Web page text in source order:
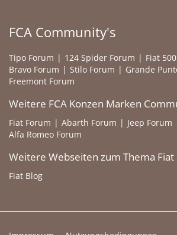
FCA Community's
Tipo Forum 124 Spider Forum
Fiat
Bravo Forum
Stilo Forum
Grande
Freemont Forum
Weitere FCA Konzen Marken
Fiat Forum Abarth Forum Jeep Forum
Alfa Romeo Forum
Weitere Webseiten zum Thema Fiat
Fiat Blog